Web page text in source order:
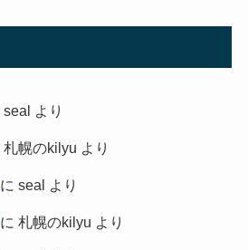
seal より
札幌のkilyu より
seal より
札幌のkilyu より